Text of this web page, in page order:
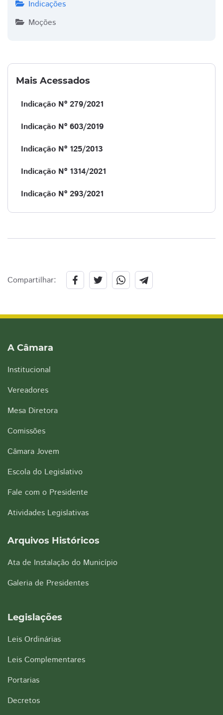
Indicações
Moções
Mais Acessados
Indicação Nº 279/2021
Indicação Nº 603/2019
Indicação Nº 125/2013
Indicação Nº 1314/2021
Indicação Nº 293/2021
Compartilhar:
A Câmara
Institucional
Vereadores
Mesa Diretora
Comissões
Câmara Jovem
Escola do Legislativo
Fale com o Presidente
Atividades Legislativas
Arquivos Históricos
Ata de Instalação do Município
Galeria de Presidentes
Legislações
Leis Ordinárias
Leis Complementares
Portarias
Decretos